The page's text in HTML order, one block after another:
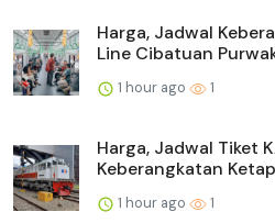
Harga, Jadwal
Line Cibatuan
1 hour ago 1
Harga, Jadwal Tiket
Keberangkatan
1 hour ago 1